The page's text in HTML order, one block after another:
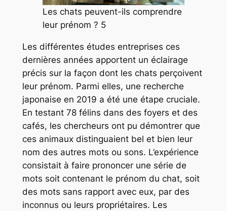
Les chats peuvent-ils comprendre
leur prénom ? 5
Les différentes études entreprises ces
dernières années apportent un éclairage
précis sur la façon dont les chats perçoivent
leur prénom. Parmi elles, une recherche
japonaise en 2019 a été une étape cruciale.
En testant 78 félins dans des foyers et des
cafés, les chercheurs ont pu démontrer que
ces animaux distinguaient bel et bien leur
nom des autres mots ou sons. L’expérience
consistait à faire prononcer une série de
mots soit contenant le prénom du chat, soit
des mots sans rapport avec eux, par des
inconnus ou leurs propriétaires. Les